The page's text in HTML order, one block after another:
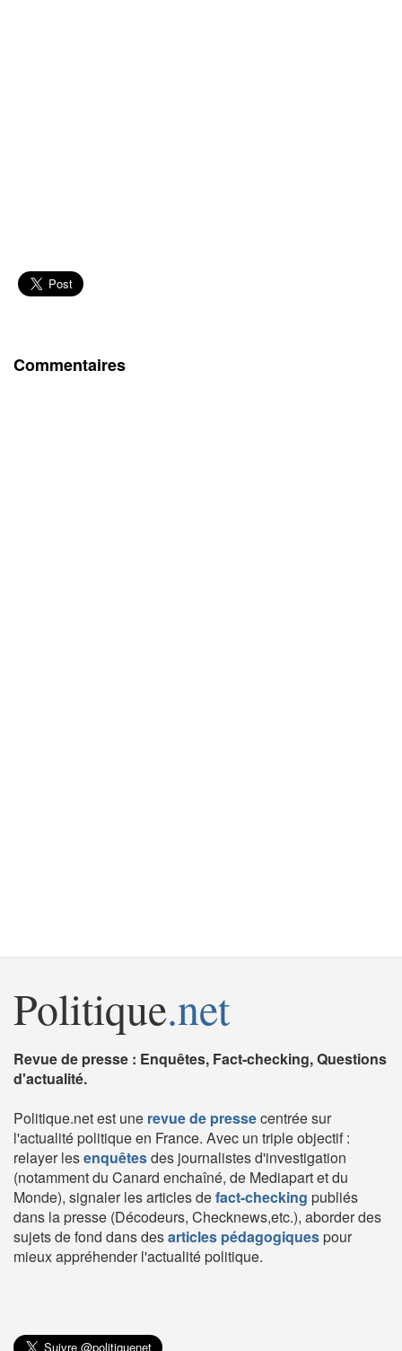
Commentaires
Politique.net
Revue de presse : Enquêtes, Fact-checking, Questions
d'actualité.
Politique.net est une revue de pressecentrée sur
l'actualité politique en France. Avec un triple objectif :
relayer lesenquêtesdes journalistes d'investigation
(notamment du Canard enchaîné, de Mediapart et du
Monde), signaler les articles defact-checking publiés
dans la presse (Décodeurs, Checknews,etc.), aborder des
sujets de fond dans desarticles pédagogiquespour
mieux appréhender l'actualité politique.